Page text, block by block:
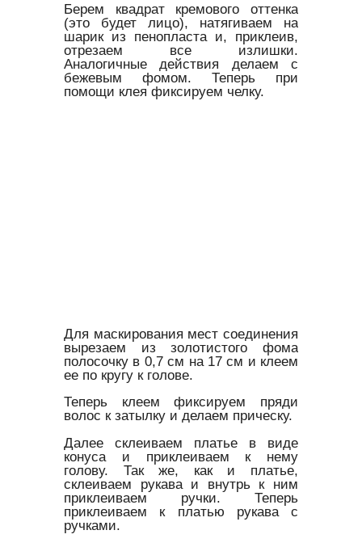
Берем квадрат кремового оттенка
(это будет лицо), натягиваем на
шарик из пенопласта и, приклеив,
отрезаем все излишки.
Аналогичные действия делаем с
бежевым фомом. Теперь при
помощи клея фиксируем челку.
Для маскирования мест соединения
вырезаем из золотистого фома
полосочку в 0,7 см на 17 см и клеем
ее по кругу к голове.
Теперь клеем фиксируем пряди
волос к затылку и делаем прическу.
Далее склеиваем платье в виде
конуса и приклеиваем к нему
голову. Так же, как и платье,
склеиваем рукава и внутрь к ним
приклеиваем ручки. Теперь
приклеиваем к платью рукава с
ручками.